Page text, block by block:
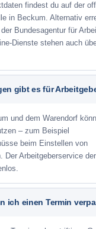
findest du auf der
in Beckum. Alternativ
Bundesagentur für
Dienste stehen auch
gibt es für
und dem Warendorf
– zum Beispiel
beim Einstellen von
Der Arbeitgeberservice
ich einen Termin